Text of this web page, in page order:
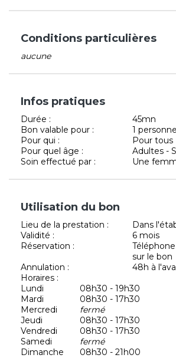
Conditions particulières
aucune
Infos pratiques
Durée :
45mn
Bon valable pour :
1 personne
Pour qui :
Pour tous
Pour quel âge :
Adultes -
Soin effectué par :
Une
Utilisation du bon
Lieu de la prestation :
Dans
Validité :
6 mois
Réservation :
sur le bon
Annulation :
48h à
Horaires :
Lundi
08h30 - 19h30
Mardi
08h30 - 17h30
Mercredi
fermé
Jeudi
08h30 - 17h30
Vendredi
08h30 - 17h30
Samedi
fermé
Dimanche
08h30 - 21h00